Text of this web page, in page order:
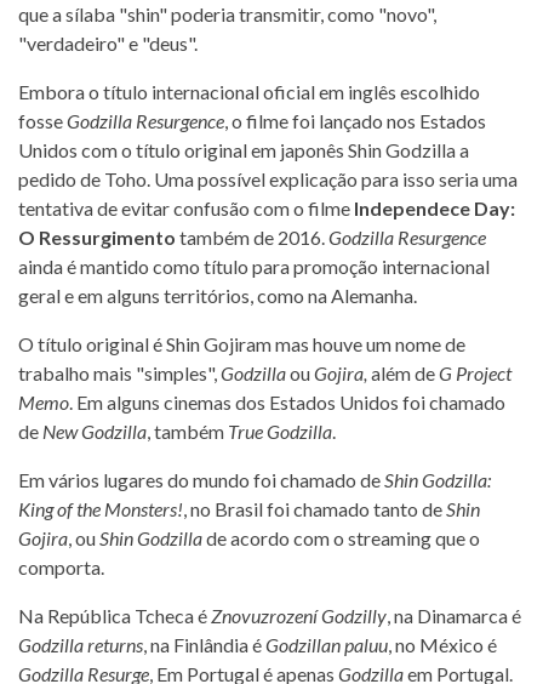
que a sílaba "shin" poderia transmitir, como "novo",
"verdadeiro" e "deus".
Embora o título internacional oficial em inglês escolhido
fosseGodzilla Resurgence , o filme foi lançado nos Estados
Unidos com o título original em japonês Shin Godzilla a
pedido de Toho. Uma possível explicação para isso seria uma
tentativa de evitar confusão com o filme Independece Day:
O Ressurgimento também de 2016. Godzilla Resurgence
ainda é mantido como título para promoção internacional
geral e em alguns territórios, como na Alemanha.
O título original é Shin Gojiram mas houve um nome de
trabalho mais "simples", GodzillaouGojira, além deG Project
Memo . Em alguns cinemas dos Estados Unidos foi chamado
de New Godzilla , também True Godzilla
Em vários lugares do mundo foi chamado de Shin Godzilla:
King of the Monsters! , no Brasil foi chamado tanto de Shin
Gojira , ou Shin Godzillade acordo com o streaming que o
comporta.
Na República Tcheca é Znovuzrození Godzilly , na Dinamarca é
Godzilla returns , na Finlândia éGodzillan paluu , no México é
Godzilla Resurge , Em Portugal é apenas Godzillaem Portugal.